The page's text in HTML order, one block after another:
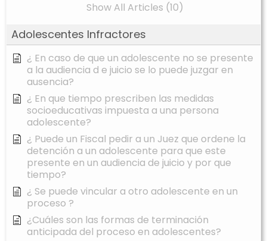
Show All Articles (10)
Adolescentes Infractores
¿ En caso de que un adolescente no se presente
a la audiencia d e juicio se lo puede juzgar en
ausencia?
¿ En que tiempo prescriben las medidas
socioeducativas impuesta a una persona
adolescente?
¿ Puede un Fiscal pedir a un Juez que ordene la
detención a un adolescente para que este
presente en un audiencia de juicio y por que
tiempo?
¿ Se puede vincular a otro adolescente en un
proceso ?
¿Cuáles son las formas de terminación
anticipada del proceso en adolescentes?